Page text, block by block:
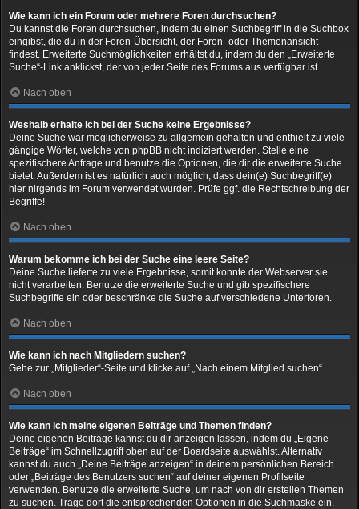
Wie kann ich ein Forum oder mehrere Foren durchsuchen?
Du kannst die Foren durchsuchen, indem du einen Suchbegriff in die Suchbox
eingibst, die du in der Foren-Übersicht, der Foren- oder Themenansicht
findest. Erweiterte Suchmöglichkeiten erhältst du, indem du den „Erweiterte
Suche“-Link anklickst, der von jeder Seite des Forums aus verfügbar ist.
Nach oben
Weshalb erhalte ich bei der Suche keine Ergebnisse?
Deine Suche war möglicherweise zu allgemein gehalten und enthielt zu viele
gängige Wörter, welche von phpBB nicht indiziert werden. Stelle eine
spezifischere Anfrage und benutze die Optionen, die dir die erweiterte Suche
bietet. Außerdem ist es natürlich auch möglich, dass dein(e) Suchbegriff(e)
hier nirgends im Forum verwendet wurden. Prüfe ggf. die Rechtschreibung der
Begriffe!
Nach oben
Warum bekomme ich bei der Suche eine leere Seite?
Deine Suche lieferte zu viele Ergebnisse, somit konnte der Webserver sie
nicht verarbeiten. Benutze die erweiterte Suche und gib spezifischere
Suchbegriffe ein oder beschränke die Suche auf verschiedene Unterforen.
Nach oben
Wie kann ich nach Mitgliedern suchen?
Gehe zur „Mitglieder“-Seite und klicke auf „Nach einem Mitglied suchen“.
Nach oben
Wie kann ich meine eigenen Beiträge und Themen finden?
Deine eigenen Beiträge kannst du dir anzeigen lassen, indem du „Eigene
Beiträge“ im Schnellzugriff oben auf der Boardseite auswählst. Alternativ
kannst du auch „Deine Beiträge anzeigen“ in deinem persönlichen Bereich
oder „Beiträge des Benutzers suchen“ auf deiner eigenen Profilseite
verwenden. Benutze die erweiterte Suche, um nach von dir erstellen Themen
zu suchen. Trage dort die entsprechenden Optionen in die Suchmaske ein.